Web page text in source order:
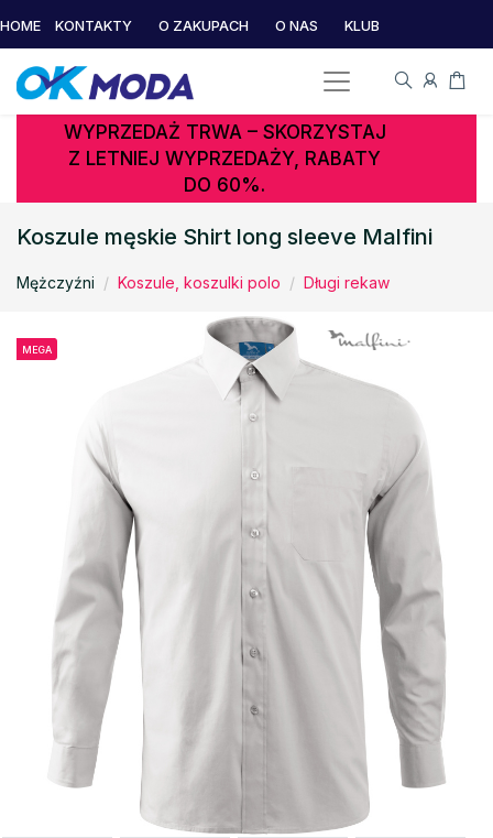
HOME KONTAKTY O ZAKUPACH O NAS KLUB
WYPRZEDAŻ TRWA – SKORZYSTAJ
Z LETNIEJ WYPRZEDAŻY, RABATY
DO 60%.
Koszule męskie Shirt long sleeve Malfini
Mężczyźni Koszule, koszulki polo Długi rekaw
MEGA